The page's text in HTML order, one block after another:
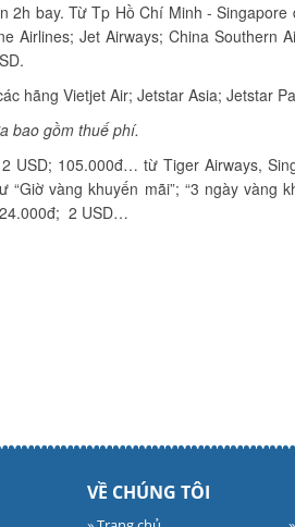
bay. Từ Tp Hồ Chí Minh - Singapore
Airlines; Jet Airways; China Southern
hãng Vietjet Air; Jetstar Asia; Jetstar
bao gồm thuế phí.
105.000đ… từ Tiger Airways,
vàng khuyến mãi”; “3 ngày vàng
2 USD…
VỀ CHÚNG TÔI